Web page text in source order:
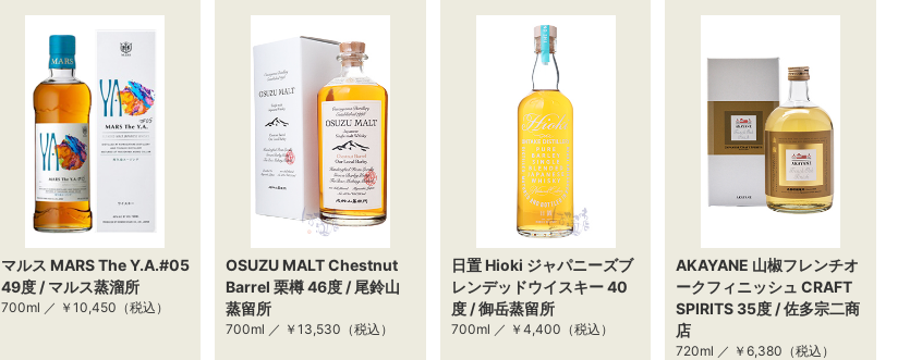
マルス MARS The Y.A.#05
49度 / マルス蒸溜所
700ml ／ ￥10,450 （税込）
OSUZU MALT Chestnut
Barrel 栗樽 46度 / 尾鈴山
蒸留所
700ml ／ ￥13,530 （税込）
日置 Hioki ジャパニーズブ
レンデッドウイスキー 40
度 / 御岳蒸留所
700ml ／ ￥4,400 （税込）
AKAYANE 山椒フレンチオ
ークフィニッシュ CRAFT
SPIRITS 35度 / 佐多宗二商
店
720ml ／ ￥6,380 （税込）